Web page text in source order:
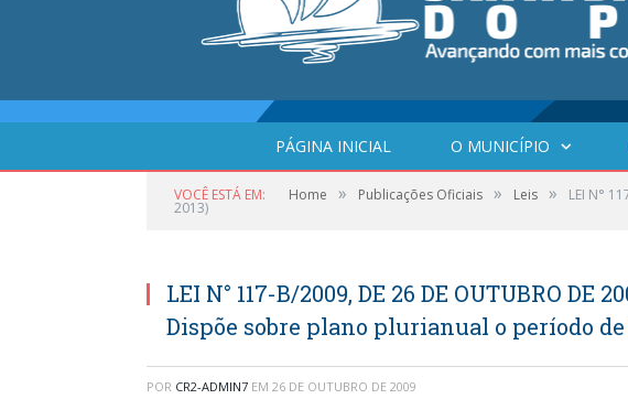
PÁGINA INICIAL O MUNICÍPIO
VOCÊ ESTÁ EM: Home » Publicações Oficiais » Leis » LEI N°
2013)
LEI N° 117-B/2009, DE 26 DE OUTUBRO DE
Dispõe sobre plano plurianual o período de
POR CR2-ADMIN7 EM 26 DE OUTUBRO DE 2009